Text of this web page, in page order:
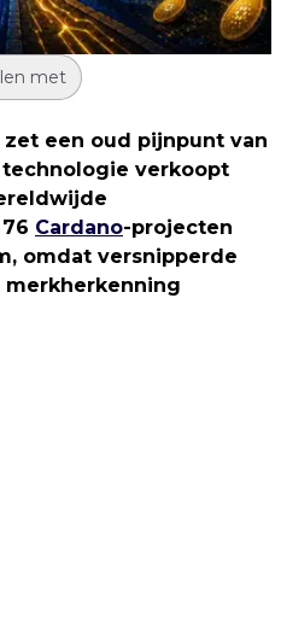
met
zet een oud pijnpunt van
verkoopt
Cardano-projecten
omdat versnipperde